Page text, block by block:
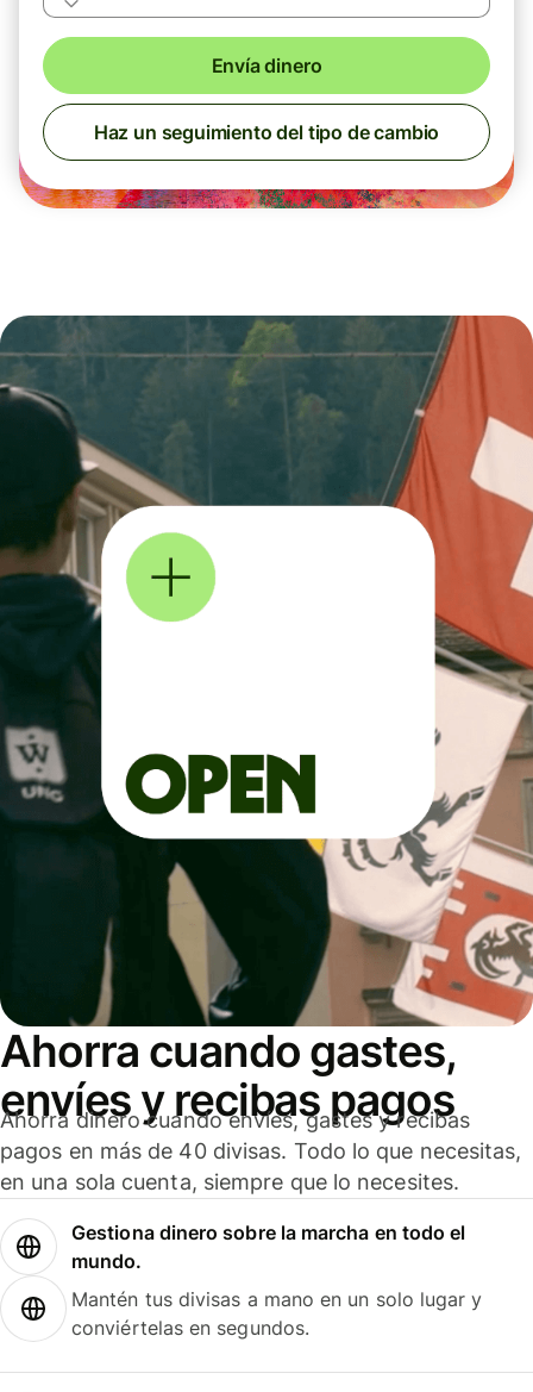
Envía dinero
Haz un seguimiento del tipo de cambio
Ahorra cuando gastes,
envíes y recibas pagos
Ahorra dinero cuando envíes, gastes y recibas
pagos en más de 40 divisas. Todo lo que necesitas,
en una sola cuenta, siempre que lo necesites.
Gestiona dinero sobre la marcha en todo el
mundo.
Mantén tus divisas a mano en un solo lugar y
conviértelas en segundos.